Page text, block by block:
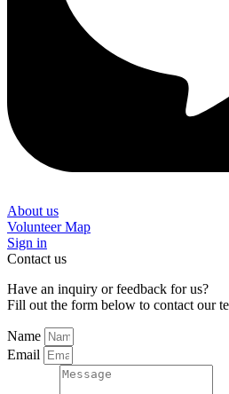
About us
Volunteer Map
Sign in
Contact us
Have an inquiry or feedback for us?
Fill out the form below to contact our
Name
Email